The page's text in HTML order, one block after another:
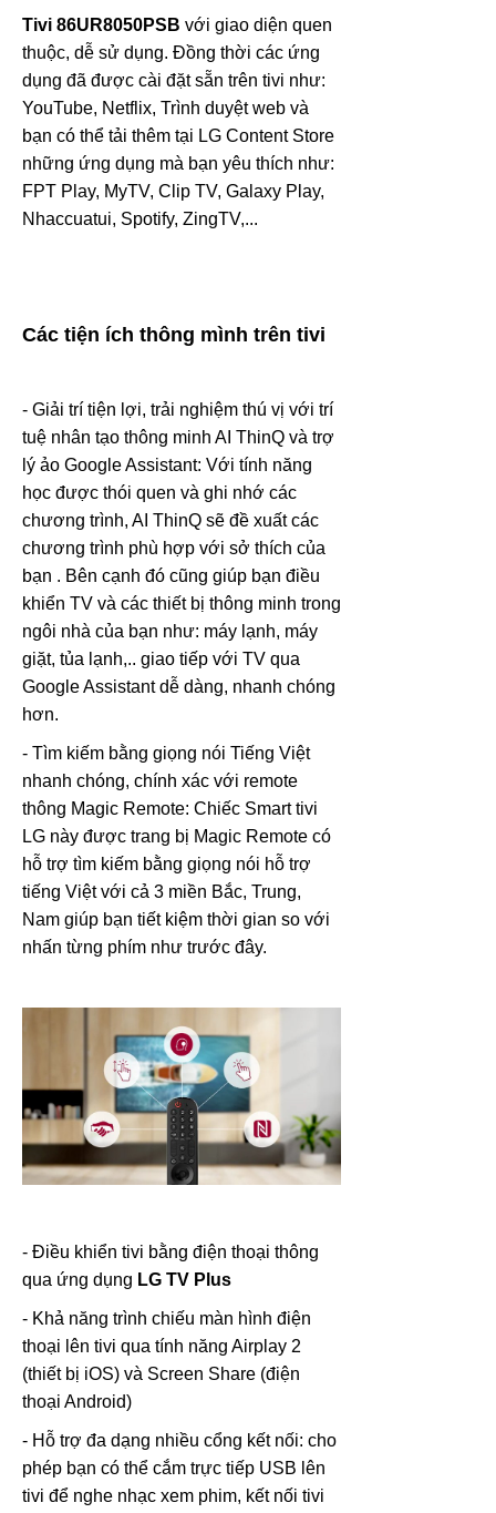
Tivi 86UR8050PSB với giao diện quen
thuộc, dễ sử dụng. Đồng thời các ứng
dụng đã được cài đặt sẵn trên tivi như:
YouTube, Netflix, Trình duyệt web và
bạn có thể tải thêm tại LG Content Store
những ứng dụng mà bạn yêu thích như:
FPT Play, MyTV, Clip TV, Galaxy Play,
Nhaccuatui, Spotify, ZingTV,...
Các tiện ích thông mình trên tivi
- Giải trí tiện lợi, trải nghiệm thú vị với trí
tuệ nhân tạo thông minh AI ThinQ và trợ
lý ảo Google Assistant: Với tính năng
học được thói quen và ghi nhớ các
chương trình, AI ThinQ sẽ đề xuất các
chương trình phù hợp với sở thích của
bạn . Bên cạnh đó cũng giúp bạn điều
khiển TV và các thiết bị thông minh trong
ngôi nhà của bạn như: máy lạnh, máy
giặt, tủa lạnh,.. giao tiếp với TV qua
Google Assistant dễ dàng, nhanh chóng
hơn.
- Tìm kiếm bằng giọng nói Tiếng Việt
nhanh chóng, chính xác với remote
thông Magic Remote: Chiếc Smart tivi
LG này được trang bị Magic Remote có
hỗ trợ tìm kiếm bằng giọng nói hỗ trợ
tiếng Việt với cả 3 miền Bắc, Trung,
Nam giúp bạn tiết kiệm thời gian so với
nhấn từng phím như trước đây.
- Điều khiển tivi bằng điện thoại thông
qua ứng dụng LG TV Plus
- Khả năng trình chiếu màn hình điện
thoại lên tivi qua tính năng Airplay 2
(thiết bị iOS) và Screen Share (điện
thoại Android)
- Hỗ trợ đa dạng nhiều cổng kết nối: cho
phép bạn có thể cắm trực tiếp USB lên
tivi để nghe nhạc xem phim, kết nối tivi